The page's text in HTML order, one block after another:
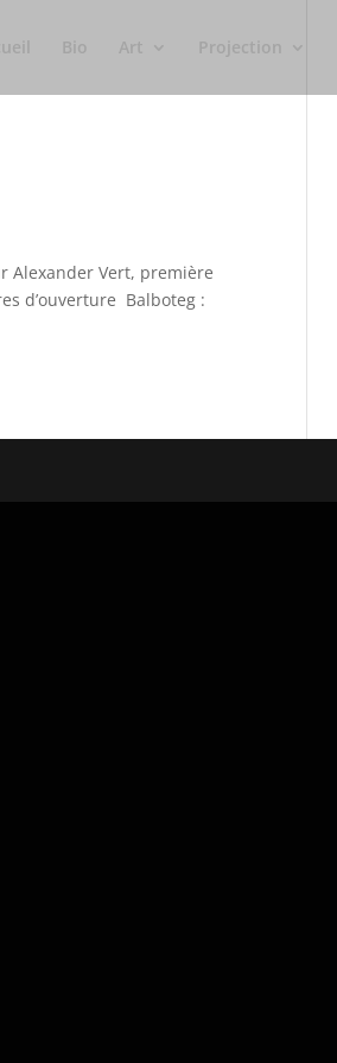
Bio Art Projection
Alexander Vert, première
d’ouverture Balboteg :